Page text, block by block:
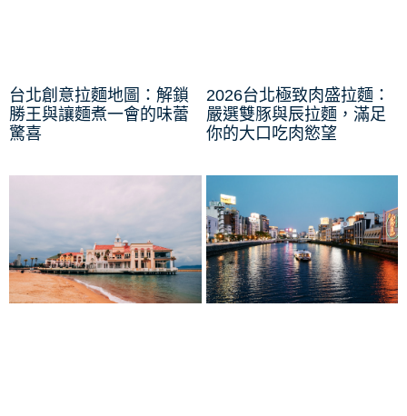
台北創意拉麵地圖：解鎖
勝王與讓麵煮一會的味蕾
驚喜
2026台北極致肉盛拉麵：
嚴選雙豚與辰拉麵，滿足
你的大口吃肉慾望